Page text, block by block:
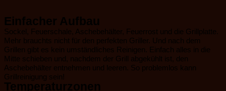
Einfacher Aufbau
Sockel, Feuerschale, Aschebehälter, Feuerrost und die Grillplatte.
Mehr brauchts nicht für den perfekten Griller. Und nach dem
Grillen gibt es kein umständliches Reinigen. Einfach alles in die
Mitte schieben und, nachdem der Grill abgekühlt ist, den
Aschebehälter entnehmen und leeren. So problemlos kann
Grillreinigung sein!
Temperaturzonen